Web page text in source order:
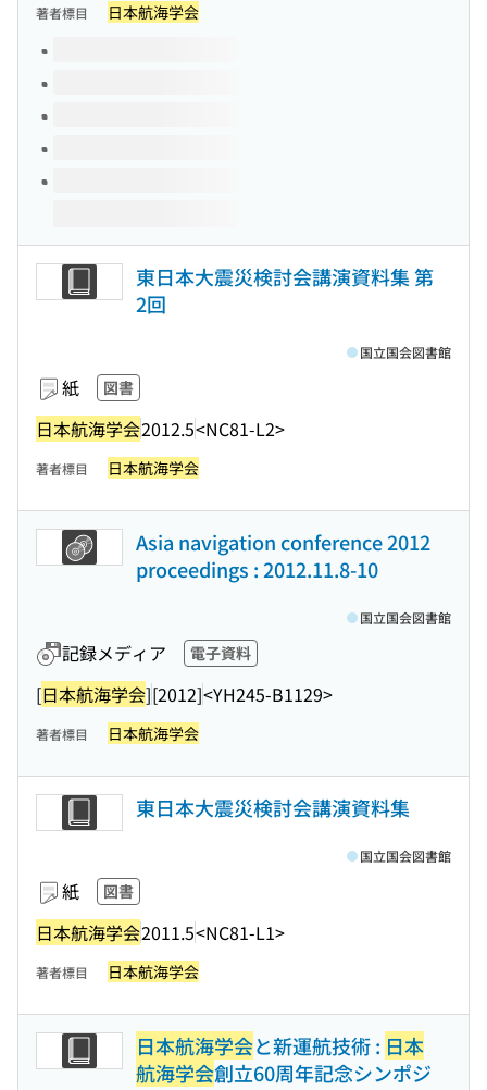
著者標目 日本航海学会
このタイトルの巻号
東日本大震災検討会講演資料集 第
2回
紙 図書
日本航海学会2012.5<NC81-L2>
国立国会図書館
著者標目 日本航海学会
Asia navigation conference 2012
proceedings : 2012.11.8-10
記録メディア 電子資料
[日本航海学会][2012]<YH245-B1129>
国立国会図書館
著者標目 日本航海学会
東日本大震災検討会講演資料集
紙 図書
日本航海学会2011.5<NC81-L1>
国立国会図書館
著者標目 日本航海学会
日本航海学会と新運航技術 : 日本
航海学会創立60周年記念シンポジ